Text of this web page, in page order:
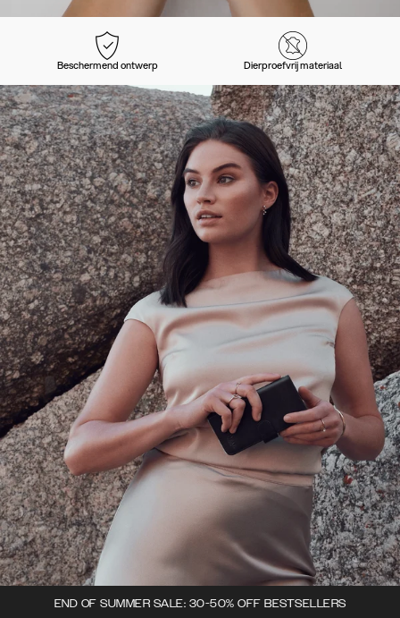
Beschermend ontwerp Dierproefvrij materiaal
END OF SUMMER SALE: 30-50% OFF BESTSELLERS